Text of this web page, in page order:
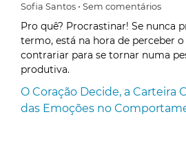
Sofia Santos Sem comentários
Pro quê? Procrastinar! Se nunca
termo, está na hora de perceber
contrariar para se tornar numa
produtiva.
O Coração Decide, a Carteira
das Emoções no